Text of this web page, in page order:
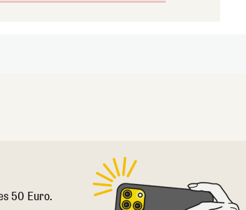
50 Euro.